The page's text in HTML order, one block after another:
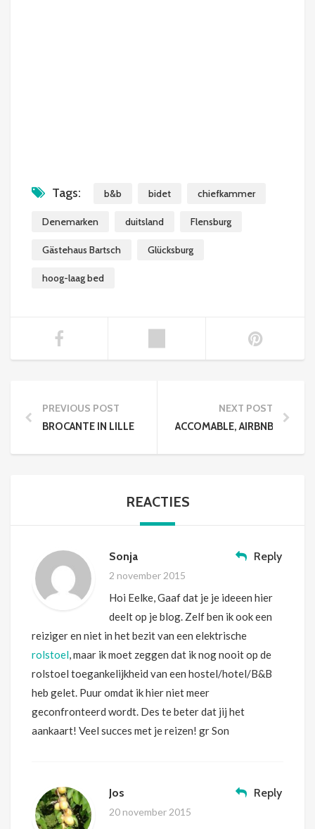
Tags: b&b bidet chiefkammer
Denemarken duitsland Flensburg
Gästehaus Bartsch Glücksburg
hoog-laag bed
PREVIOUS POST
BROCANTE IN LILLE
NEXT POST
ACCOMABLE, AIRBNB VOOR
REACTIES
Sonja Reply
2 november 2015
Hoi Eelke, Gaaf dat je je ideeen hier
deelt op je blog. Zelf ben ik ook een
reiziger en niet in het bezit van een elektrische
rolstoel, maar ik moet zeggen dat ik nog nooit op de
rolstoel toegankelijkheid van een hostel/hotel/B&B
heb gelet. Puur omdat ik hier niet meer
geconfronteerd wordt. Des te beter dat jij het
aankaart! Veel succes met je reizen! gr Son
Jos Reply
20 november 2015